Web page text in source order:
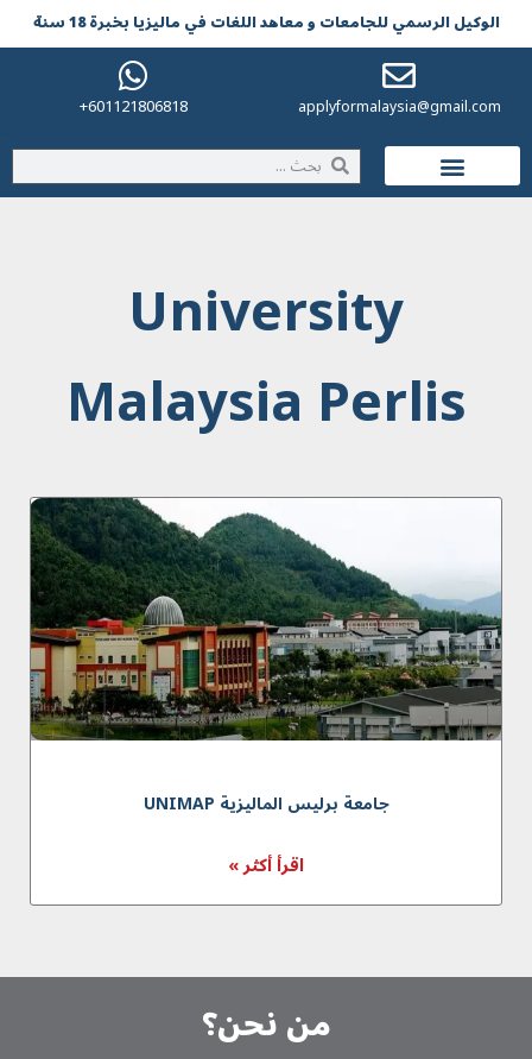
الوکیل الرسمي للجامعات و معاهد اللغات في مالیزیا بخبرة 18 سنة
applyformalaysia@gmail.com
601121806818+
University
Malaysia Perlis
جامعة برليس الماليزية UNIMAP
اقرأ أكثر »
من نحن؟